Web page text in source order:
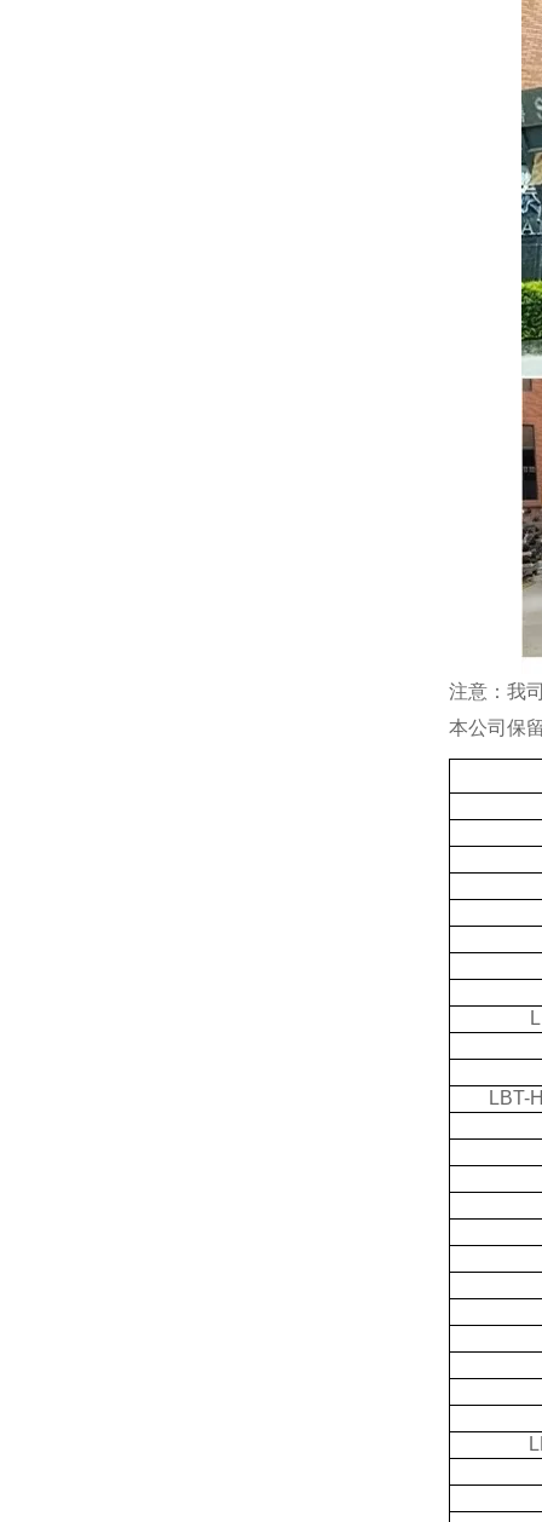
注意：我
本公司保
LBT-